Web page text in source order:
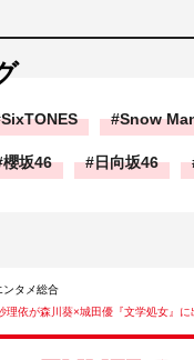
SixTONES Snow
櫻坂46 日向坂46
ンタメ総合
理依が森川葵×城田優『文学処女』に